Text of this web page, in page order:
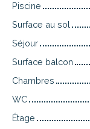
Piscine
Surface au sol
Séjour
Surface balcon
Chambres
WC
Étage